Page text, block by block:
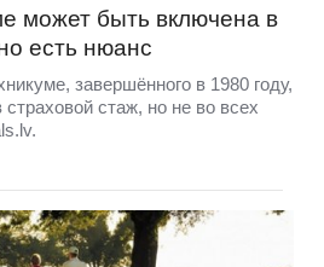
может быть включена в
есть нюанс
завершённого в 1980 году,
стаж, но не во всех